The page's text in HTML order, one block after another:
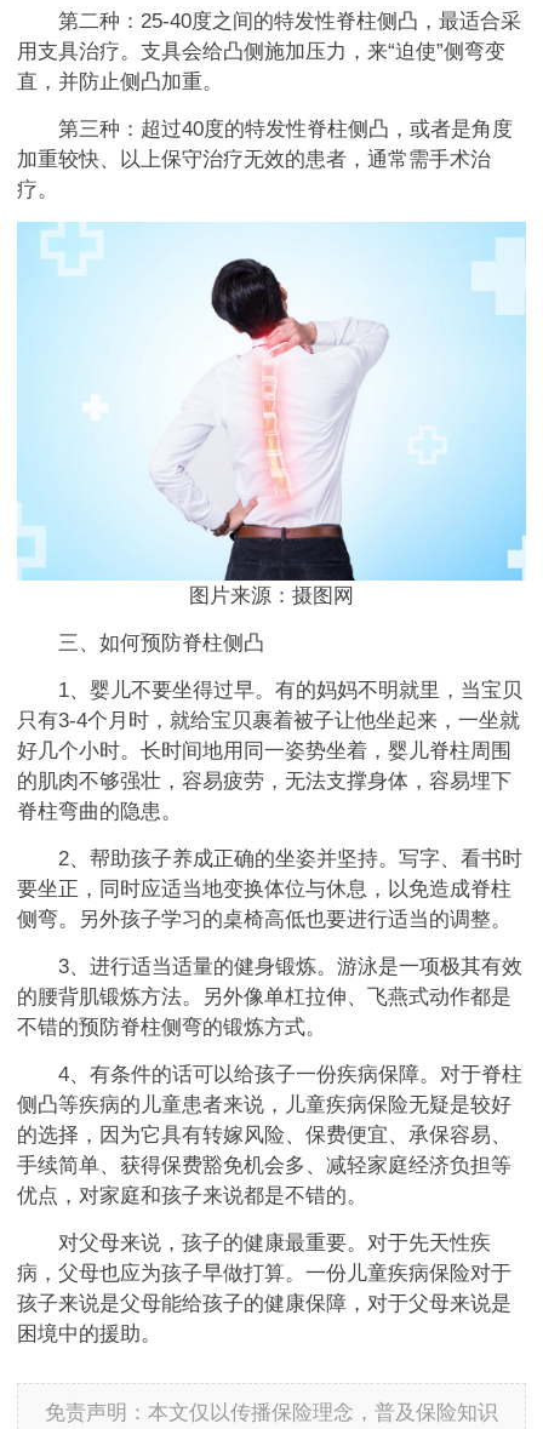
第二种：25-40度之间的特发性脊柱侧凸，最适合采
用支具治疗。支具会给凸侧施加压力，来“迫使”侧弯变
直，并防止侧凸加重。
第三种：超过40度的特发性脊柱侧凸，或者是角度
加重较快、以上保守治疗无效的患者，通常需手术治
疗。
图片来源：摄图网
三、如何预防脊柱侧凸
1、婴儿不要坐得过早。有的妈妈不明就里，当宝贝
只有3-4个月时，就给宝贝裹着被子让他坐起来，一坐就
好几个小时。长时间地用同一姿势坐着，婴儿脊柱周围
的肌肉不够强壮，容易疲劳，无法支撑身体，容易埋下
脊柱弯曲的隐患。
2、帮助孩子养成正确的坐姿并坚持。写字、看书时
要坐正，同时应适当地变换体位与休息，以免造成脊柱
侧弯。另外孩子学习的桌椅高低也要进行适当的调整。
3、进行适当适量的健身锻炼。游泳是一项极其有效
的腰背肌锻炼方法。另外像单杠拉伸、飞燕式动作都是
不错的预防脊柱侧弯的锻炼方式。
4、有条件的话可以给孩子一份疾病保障。对于脊柱
侧凸等疾病的儿童患者来说，儿童疾病保险无疑是较好
的选择，因为它具有转嫁风险、保费便宜、承保容易、
手续简单、获得保费豁免机会多、减轻家庭经济负担等
优点，对家庭和孩子来说都是不错的。
对父母来说，孩子的健康最重要。对于先天性疾
病，父母也应为孩子早做打算。一份儿童疾病保险对于
孩子来说是父母能给孩子的健康保障，对于父母来说是
困境中的援助。
免责声明：本文仅以传播保险理念，普及保险知识